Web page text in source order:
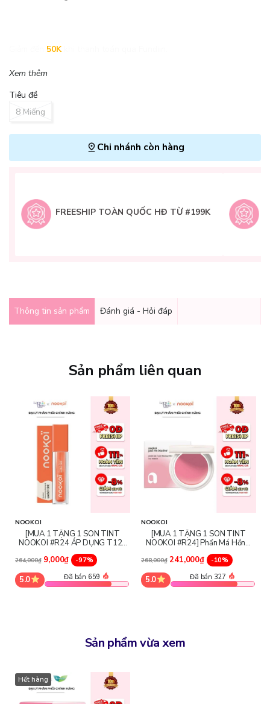
50K
Xem thêm
Tiêu đề
8 Miếng
Chi nhánh còn hàng
FREESHIP TOÀN QUỐC HĐ TỪ #199K
Thông tin sản phẩm Đánh giá - Hỏi đáp
Sản phẩm liên quan
NOOKOI
[MUA 1 TẶNG 1 SON TINT
NOOKOI #R24 ÁP DỤNG T12-
T13-T16] Son Tint Bóng
Nookoi Blooming Moment Water
Tint
264,000₫ 9,000₫ -97%
5.0 Đã bán 659
NOOKOI
[MUA 1 TẶNG 1 SON TINT
NOOKOI #R24] Phấn Má Hồng
Nookoi Just Me Blusher
268,000₫ 241,000₫ -10%
5.0 Đã bán 327
Sản phẩm vừa xem
Hết hàng